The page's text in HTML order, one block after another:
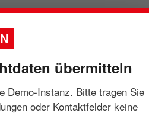
übermitteln
Demo-Instanz. Bitte tragen Sie
oder Kontaktfelder keine